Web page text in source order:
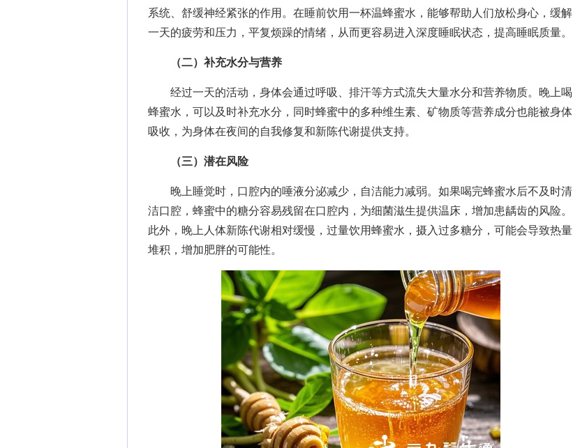
系统、舒缓神经紧张的作用。在睡前饮用一杯温蜂蜜水，能够帮助人们放松身心，缓解
一天的疲劳和压力，平复烦躁的情绪，从而更容易进入深度睡眠状态，提高睡眠质量。
（二）补充水分与营养
经过一天的活动，身体会通过呼吸、排汗等方式流失大量水分和营养物质。晚上喝
蜂蜜水，可以及时补充水分，同时蜂蜜中的多种维生素、矿物质等营养成分也能被身体
吸收，为身体在夜间的自我修复和新陈代谢提供支持。
（三）潜在风险
晚上睡觉时，口腔内的唾液分泌减少，自洁能力减弱。如果喝完蜂蜜水后不及时清
洁口腔，蜂蜜中的糖分容易残留在口腔内，为细菌滋生提供温床，增加患龋齿的风险。
此外，晚上人体新陈代谢相对缓慢，过量饮用蜂蜜水，摄入过多糖分，可能会导致热量
堆积，增加肥胖的可能性。